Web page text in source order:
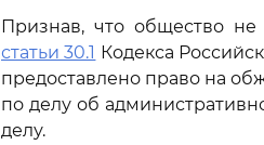
Признав, что общество
статьи 30.1 Кодекса
предоставлено право на
по делу об
делу.